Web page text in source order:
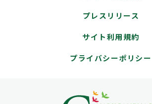
プレスリリース
サイト利用規約
プライバシーポリシー